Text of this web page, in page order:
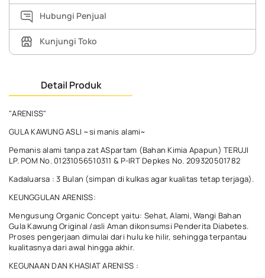
Hubungi Penjual
Kunjungi Toko
Detail Produk
"ARENISS"
GULA KAWUNG ASLI ~si manis alami~
Pemanis alami tanpa zat ASpartam (Bahan Kimia Apapun) TERUJI
LP. POM No. 01231056510311 & P-IRT Depkes No. 209320501782
Kadaluarsa : 3 Bulan (simpan di kulkas agar kualitas tetap terjaga).
KEUNGGULAN ARENISS:
Mengusung Organic Concept yaitu: Sehat, Alami, Wangi Bahan
Gula Kawung Original /asli Aman dikonsumsi Penderita Diabetes.
Proses pengerjaan dimulai dari hulu ke hilir, sehingga terpantau
kualitasnya dari awal hingga akhir.
KEGUNAAN DAN KHASIAT ARENISS :